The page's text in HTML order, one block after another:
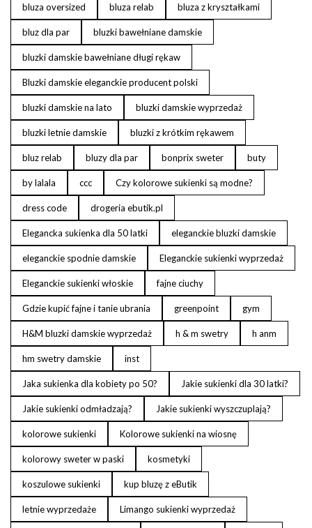
bluza oversized bluza relab bluza z kryształkami
bluz dla par bluzki bawełniane damskie
bluzki damskie bawełniane długi rękaw
Bluzki damskie eleganckie producent polski
bluzki damskie na lato bluzki damskie wyprzedaż
bluzki letnie damskie bluzki z krótkim rękawem
bluz relab bluzy dla par bonprix sweter buty
by lalala ccc Czy kolorowe sukienki są modne?
dress code drogeria ebutik.pl
Elegancka sukienka dla 50 latki eleganckie bluzki damskie
eleganckie spodnie damskie Eleganckie sukienki wyprzedaż
Eleganckie sukienki włoskie fajne ciuchy
Gdzie kupić fajne i tanie ubrania greenpoint gym
H&M bluzki damskie wyprzedaż h & m swetry h anm
hm swetry damskie inst
Jaka sukienka dla kobiety po 50? Jakie sukienki dla 30 latki?
Jakie sukienki odmładzają? Jakie sukienki wyszczuplają?
kolorowe sukienki Kolorowe sukienki na wiosnę
kolorowy sweter w paski kosmetyki
koszulowe sukienki kup bluzę z eButik
letnie wyprzedaże Limango sukienki wyprzedaż